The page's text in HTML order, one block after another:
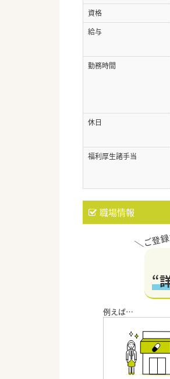
資格
給与
勤務時間
休日
福利厚生諸手当
職場情報
“